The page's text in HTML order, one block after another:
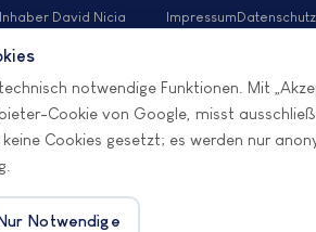
David Nicia ImpressumDatenschutz
notwendige Funktionen. Mit
Cookie von Google, misst
Cookies gesetzt; es werden nur
Notwendige